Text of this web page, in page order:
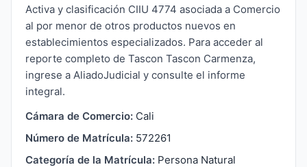
Activa y clasificación CIIU 4774 asociada a Comercio
al por menor de otros productos nuevos en
establecimientos especializados. Para acceder al
reporte completo de Tascon Tascon Carmenza,
ingrese a AliadoJudicial y consulte el informe
integral.
Cámara de Comercio: Cali
Número de Matrícula: 572261
Categoría de la Matrícula: Persona Natural